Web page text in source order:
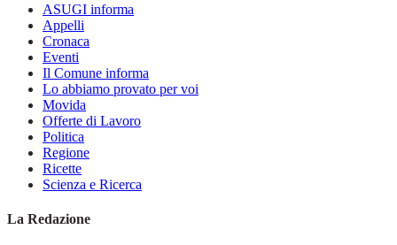
ASUGI informa
Appelli
Cronaca
Eventi
Il Comune informa
Lo abbiamo provato per voi
Movida
Offerte di Lavoro
Politica
Regione
Ricette
Scienza e Ricerca
La Redazione